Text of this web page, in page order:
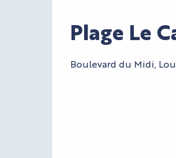
Plage Le
Boulevard du Midi,